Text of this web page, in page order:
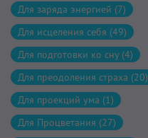
Для заряда энергией (7)
Для исцеления себя (49)
Для подготовки ко сну (4)
Для преодоления страха (20)
Для проекций ума (1)
Для Процветания (27)